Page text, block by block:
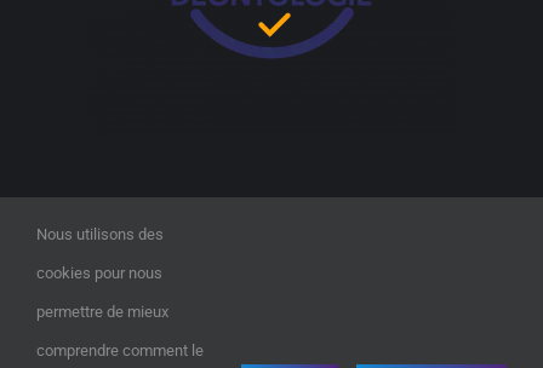
©2023Digitalix Formation
Nous utilisons des
cookies pour nous
permettre de mieux
comprendre comment le